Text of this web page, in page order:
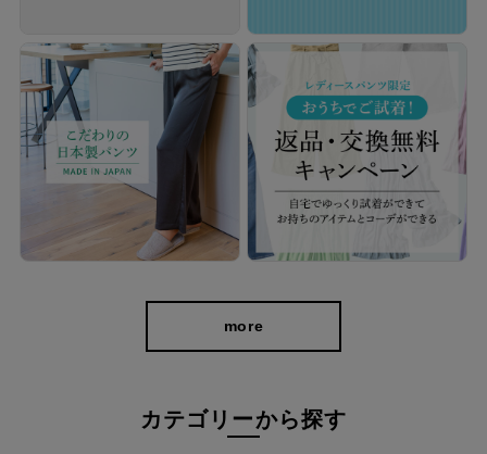
more
カテゴリーから探す